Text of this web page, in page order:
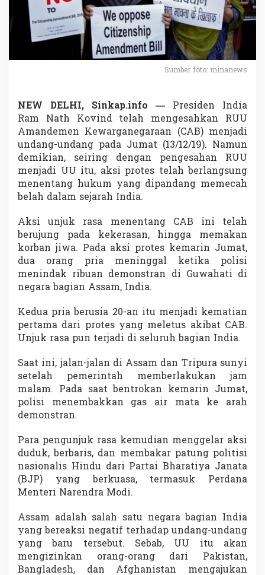
g
a
n
e
g
a
n
I
n
d
i
a
:
S
e
m
A
g
a
m
B
o
e
h
K
c
u
a
l
i
a
m
Sumber foto: minanews
NEW DELHI, Sinkap.info — Presiden India
Ram Nath Kovind telah mengesahkan RUU
Amandemen Kewarganegaraan (CAB) menjadi
undang-undang pada Jumat (13/12/19). Namun
demikian, seiring dengan pengesahan RUU
menjadi UU itu, aksi protes telah berlangsung
menentang hukum yang dipandang memecah
belah dalam sejarah India.
Aksi unjuk rasa menentang CAB ini telah
berujung pada kekerasan, hingga memakan
korban jiwa. Pada aksi protes kemarin Jumat,
dua orang pria meninggal ketika polisi
menindak ribuan demonstran di Guwahati di
negara bagian Assam, India.
Kedua pria berusia 20-an itu menjadi kematian
pertama dari protes yang meletus akibat CAB.
Unjuk rasa pun terjadi di seluruh bagian India.
Saat ini, jalan-jalan di Assam dan Tripura sunyi
setelah pemerintah memberlakukan jam
malam. Pada saat bentrokan kemarin Jumat,
polisi menembakkan gas air mata ke arah
demonstran.
Para pengunjuk rasa kemudian menggelar aksi
duduk, berbaris, dan membakar patung politisi
nasionalis Hindu dari Partai Bharatiya Janata
(BJP) yang berkuasa, termasuk Perdana
Menteri Narendra Modi.
Assam adalah salah satu negara bagian India
yang bereaksi negatif terhadap undang-undang
yang baru tersebut. Sebab, UU itu akan
mengizinkan orang-orang dari Pakistan,
Bangladesh, dan Afghanistan mengajukan